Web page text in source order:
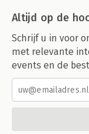
Altijd op de
Schrijf u in voor
met relevante
events en de